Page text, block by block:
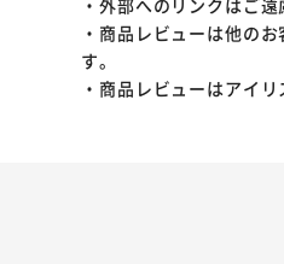
・外部へのリンクはご遠
・商品レビューは他の
す。
・商品レビューはアイ